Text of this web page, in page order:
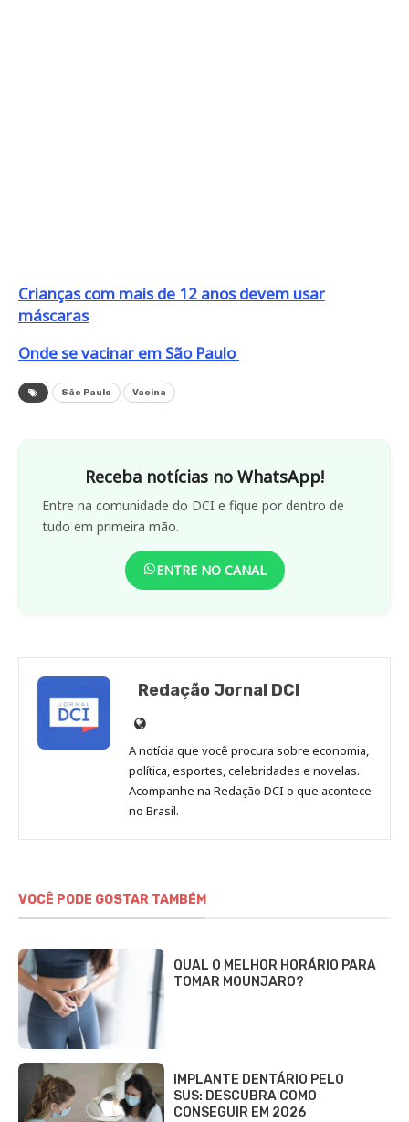
Crianças com mais de 12 anos devem usar
máscaras
Onde se vacinar em São Paulo
São Paulo Vacina
Receba notícias no WhatsApp!
Entre na comunidade do DCI e fique por dentro de
tudo em primeira mão.
ENTRE NO CANAL
Redação Jornal DCI
Site
de
Redação
Jornal
DCI
A notícia que você procura sobre economia,
política, esportes, celebridades e novelas.
Acompanhe na Redação DCI o que acontece
no Brasil.
VOCÊ PODE GOSTAR TAMBÉM
QUAL O MELHOR HORÁRIO PARA
TOMAR MOUNJARO?
IMPLANTE DENTÁRIO PELO
SUS: DESCUBRA COMO
CONSEGUIR EM 2026